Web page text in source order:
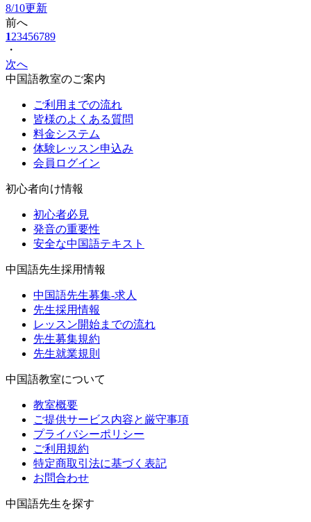
8/10更新
前へ
123456789
・
次へ
中国語教室のご案内
ご利用までの流れ
皆様のよくある質問
料金システム
体験レッスン申込み
会員ログイン
初心者向け情報
初心者必見
発音の重要性
安全な中国語テキスト
中国語先生採用情報
中国語先生募集-求人
先生採用情報
レッスン開始までの流れ
先生募集規約
先生就業規則
中国語教室について
教室概要
ご提供サービス内容と厳守事項
プライバシーポリシー
ご利用規約
特定商取引法に基づく表記
お問合わせ
中国語先生を探す